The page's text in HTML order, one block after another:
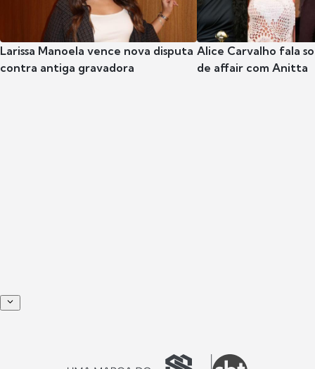
Larissa Manoela vence nova disputa
contra antiga gravadora
Alice Carvalho fala
de affair com Anitta